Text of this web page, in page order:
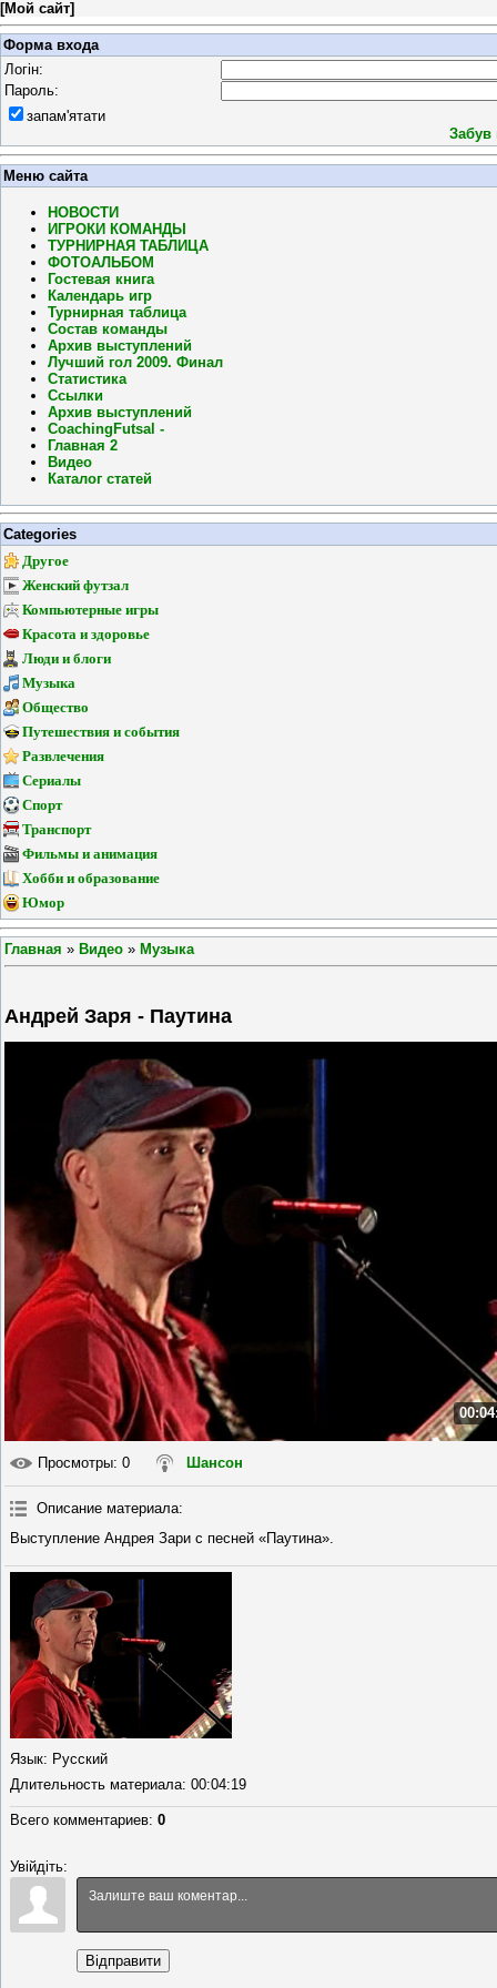
[Мой сайт]
Форма входа
Логін:
Пароль:
запам'ятати
Забув
Меню сайта
НОВОСТИ
ИГРОКИ КОМАНДЫ
ТУРНИРНАЯ ТАБЛИЦА
ФОТОАЛЬБОМ
Гостевая книга
Календарь игр
Турнирная таблица
Состав команды
Архив выступлений
Лучший гол 2009. Финал
Статистика
Ссылки
Архив выступлений
CoachingFutsal -
Главная 2
Видео
Каталог статей
Categories
Другое
Женский футзал
Компьютерные игры
Красота и здоровье
Люди и блоги
Музыка
Общество
Путешествия и события
Развлечения
Сериалы
Спорт
Транспорт
Фильмы и анимация
Хобби и образование
Юмор
Главная » Видео » Музыка
Андрей Заря - Паутина
Просмотры: 0 Шансон
Описание материала:
Выступление Андрея Зари с песней «Паутина».
Язык: Русский
Длительность материала: 00:04:19
Всего комментариев: 0
Увійдіть:
Відправити